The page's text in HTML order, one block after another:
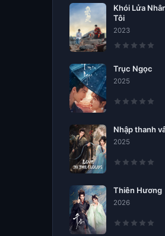
Khói Lửa
Tôi
2023
Trục Ngọc
2025
Nhập thanh
2025
Thiên Hương
2026